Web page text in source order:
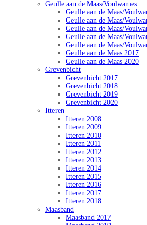
Geulle aan de Maas/Voulwames
Geulle aan de Maas/
Geulle aan de Maas/
Geulle aan de Maas/
Geulle aan de Maas/
Geulle aan de Maas/
Geulle aan de Maas 2017
Geulle aan de Maas 2020
Grevenbicht
Grevenbicht 2017
Grevenbicht 2018
Grevenbicht 2019
Grevenbicht 2020
Itteren
Itteren 2008
Itteren 2009
Itteren 2010
Itteren 2011
Itteren 2012
Itteren 2013
Itteren 2014
Itteren 2015
Itteren 2016
Itteren 2017
Itteren 2018
Maasband
Maasband 2017